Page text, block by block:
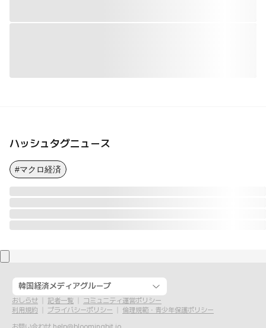
ハッシュタグニュース
#マクロ経済
韓国経済メディアグループ
おしらせ 記者一覧
コミュニティ運営ポリシー
利用規約
プライバシーポリシー
倫理規範・青少年保護ポリシー